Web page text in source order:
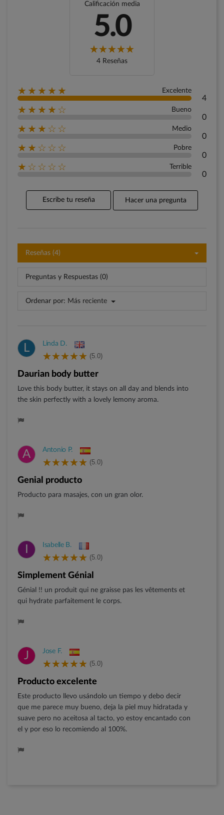
Calificación media
5.0
4 Reseñas
★★★★★ Excelente
4
★★★★☆ Bueno
0
★★★☆☆ Medio
0
★★☆☆☆ Pobre
0
★☆☆☆☆ Terrible
0
Escribe tu reseña Hacer una pregunta
Reseñas (4)
Preguntas y Respuestas (0)
Ordenar por: Más reciente
L Linda D.
(5.0)
Daurian body butter
Love this body butter, it stays on all day and blends into
the skin perfectly with a lovely lemony aroma.
A Antonio P.
(5.0)
Genial producto
Producto para masajes, con un gran olor.
Isabelle B.
(5.0)
simplement Génial
Génial !! un produit qui ne graisse pas les vêtements et
qui hydrate parfaitement le corps.
J Jose F.
(5.0)
Producto excelente
Este producto llevo usándolo un tiempo y debo decir
que me parece muy bueno, deja la piel muy hidratada y
suave pero no aceitosa al tacto, yo estoy encantado con
el y por eso lo recomiendo al 100%.